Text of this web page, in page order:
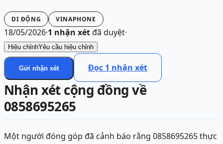
DI ĐỘNG VINAPHONE
18/05/2026·1 nhận xétđã duyệt·
Hiệu chỉnhYêu cầu hiệu chỉnh
Gửi nhận xét Đọc 1 nhận xét
Nhận xét cộng đồng về
0858695265
Một người đóng góp đã cảnh báo rằng 0858695265 thực